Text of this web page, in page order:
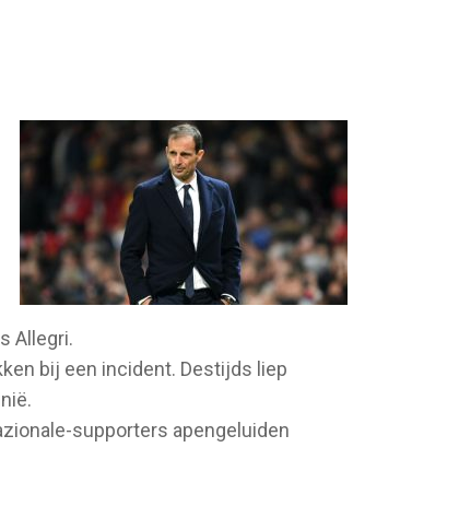
Allegri.
bij een incident. Destijds liep
supporters apengeluiden